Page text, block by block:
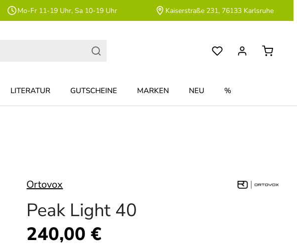
Mo-Fr 11-19 Uhr, Sa 10-19 Uhr Kaiserstraße 231, 76133 Karlsruhe
LITERATUR GUTSCHEINE MARKEN NEU %
Ortovox
Peak Light 40
Regulärer Preis:
240,00 €